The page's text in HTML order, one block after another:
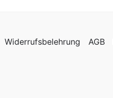
Widerrufsbelehrung AGB